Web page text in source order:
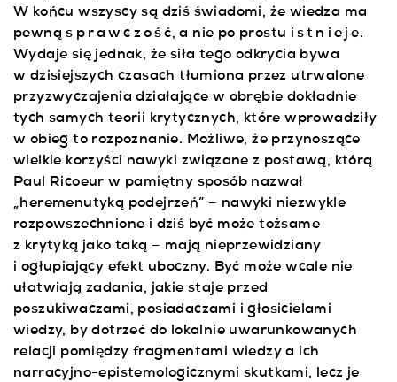
W końcu wszyscy są dziś świadomi, że wiedza ma
pewnąsprawczość, a nie po prostu istnieje.
Wydaje się jednak, że siła tego odkrycia bywa
w dzisiejszych czasach tłumiona przez utrwalone
przyzwyczajenia działające w obrębie dokładnie
tych samych teorii krytycznych, które wprowadziły
w obieg to rozpoznanie. Możliwe, że przynoszące
wielkie korzyści nawyki związane z postawą, którą
Paul Ricoeur w pamiętny sposób nazwał
„heremenutyką podejrzeń” – nawyki niezwykle
rozpowszechnione i dziś być może tożsame
z krytyką jako taką – mają nieprzewidziany
i ogłupiający efekt uboczny. Być może wcale nie
ułatwiają zadania, jakie staje przed
poszukiwaczami, posiadaczami i głosicielami
wiedzy, by dotrzeć do lokalnie uwarunkowanych
relacji pomiędzy fragmentami wiedzy a ich
narracyjno-epistemologicznymi skutkami, lecz je